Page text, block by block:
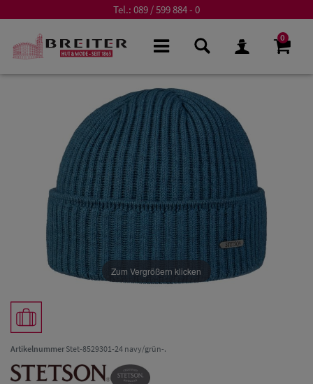
Tel.: 089 / 599 884 - 0
0
Zum Vergrößern klicken
ArtikelnummerStet-8529301-24 navy/grün-.